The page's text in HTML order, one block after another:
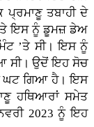
ਤਬਾਹੀ ਦੇ
ਤੇ ਇਸ ਨੂੰ ਡੂਮਜ਼ ਡੇਅ
’ਤੇ ਸੀ। ਇਸ ਨੂੰ
ਸੀ। ਉਦੋਂ ਇਹ ਸੋਚ
ਘਟ ਗਿਆ ਹੈ। ਇਸ
ਹਥਿਆਰਾਂ ਸਮੇਤ
2023 ਨੂੰ ਇਹ